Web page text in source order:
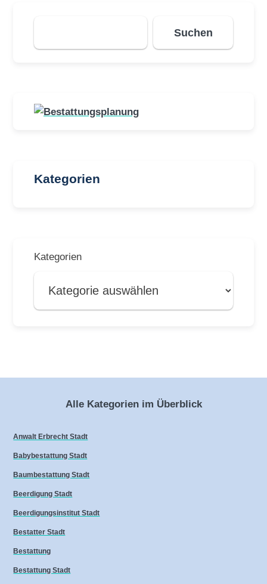
Suchen
Suchen
Kategorien
Kategorien
Alle Kategorien im Überblick
Anwalt Erbrecht Stadt
Babybestattung Stadt
Baumbestattung Stadt
Beerdigung Stadt
Beerdigungsinstitut Stadt
Bestatter Stadt
Bestattung
Bestattung Stadt